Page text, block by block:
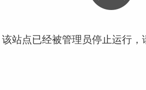
站点已经被管理员停止运行